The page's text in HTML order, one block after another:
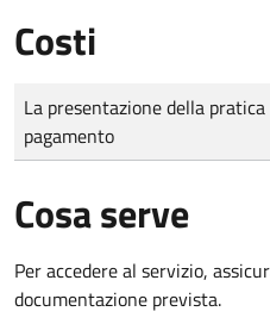
Costi
Tipo di pagamento
Importo
La presentazione della
pagamento
Cosa serve
Per accedere al servizio,
documentazione prevista.